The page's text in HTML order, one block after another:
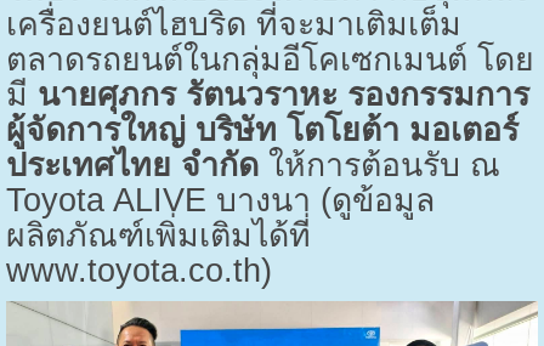
เครื่องยนต์ไฮบริด ที่จะมาเติมเต็ม
ตลาดรถยนต์ในกลุ่มอีโคเซกเมนต์ โดย
มี นายศุภกร รัตนวราหะ รองกรรมการ
ผู้จัดการใหญ่ บริษัท โตโยต้า มอเตอร์
ประเทศไทย จำกัดให้การต้อนรับ ณ
Toyota ALIVE บางนา (ดูข้อมูล
ผลิตภัณฑ์เพิ่มเติมได้ที่
www.toyota.co.th)